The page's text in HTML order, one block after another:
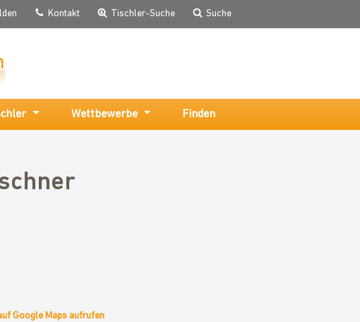
Kontakt Tischler-Suche Suche
Wettbewerbe Finden
Google Maps aufrufen